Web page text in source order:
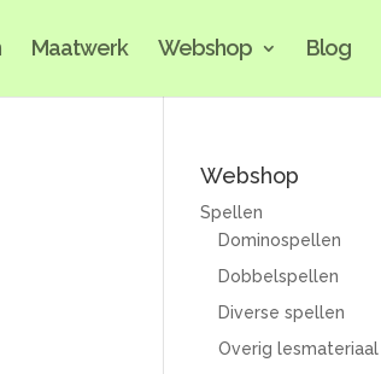
Maatwerk Webshop Blog
Webshop
Spellen
Dominospellen
Dobbelspellen
Diverse spellen
Overig lesmateriaal